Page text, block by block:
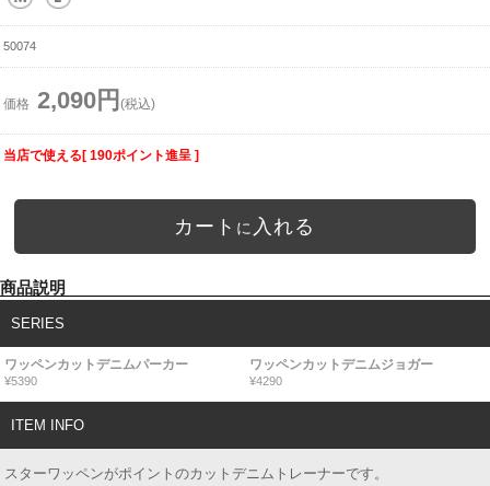
50074
価格 2,090円 (税込)
当店で使える[ 190ポイント進呈 ]
カート に 入れる
商品説明
SERIES
ワッペンカットデニムパーカー
¥5390
ワッペンカットデニムジョガー
¥4290
ITEM INFO
スターワッペンがポイントのカットデニムトレーナーです。